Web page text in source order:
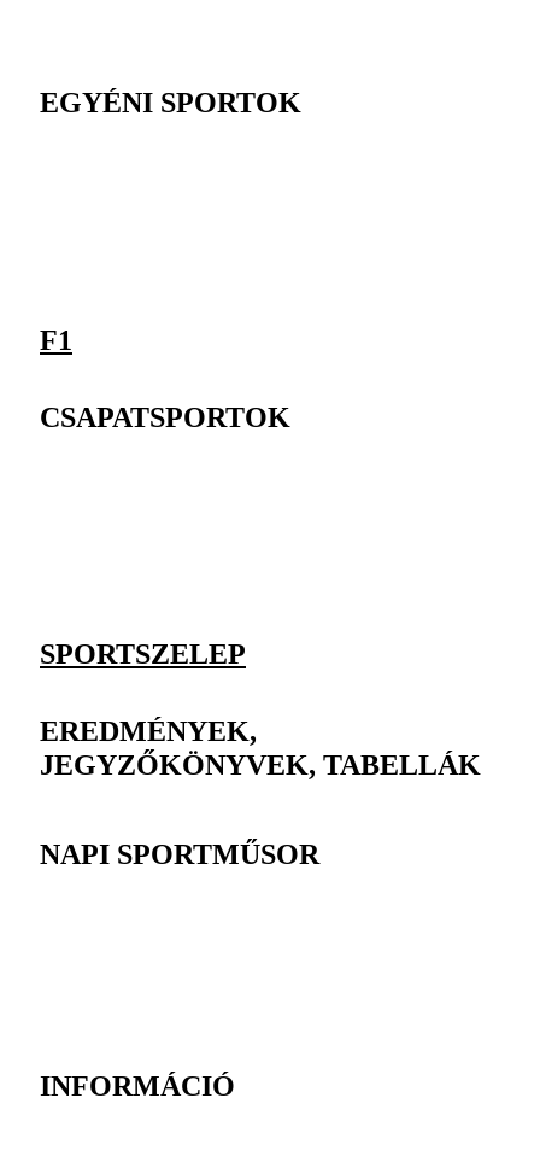
EGYÉNI SPORTOK
F1
CSAPATSPORTOK
SPORTSZELEP
EREDMÉNYEK,
JEGYZŐKÖNYVEK, TABELLÁK
NAPI SPORTMŰSOR
INFORMÁCIÓ